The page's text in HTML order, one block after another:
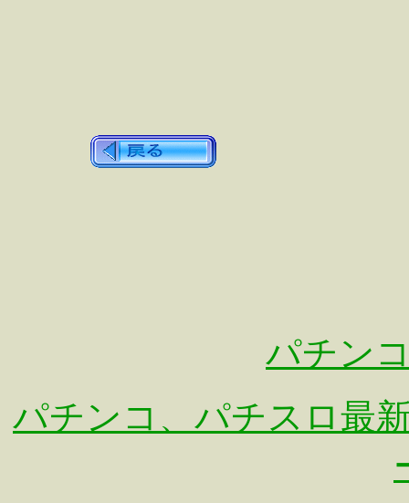
パチン
パチンコ、パチスロ最